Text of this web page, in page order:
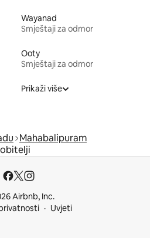
Wayanad
Smještaji za odmor
Ooty
Smještaji za odmor
Prikaži više
Mahabalipuram
Airbnb, Inc.
Uvjeti